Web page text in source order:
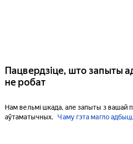
Пацвердзіце, што запыты
не робат
Нам вельмі шкада, але запыты з вашай
аўтаматычных.
Чаму гэта магло